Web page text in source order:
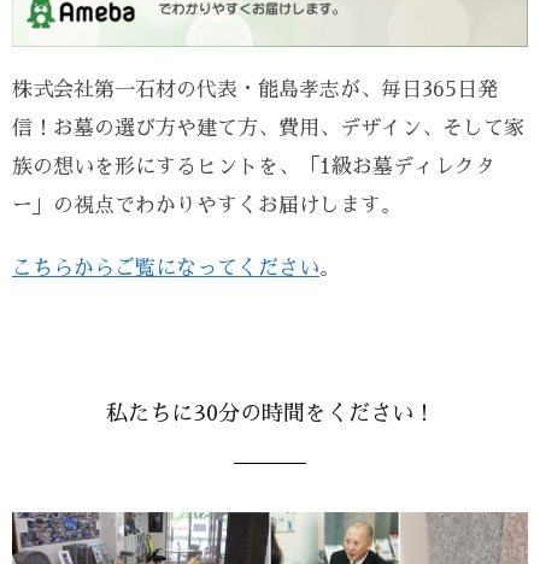
株式会社第一石材の代表・能島孝志が、毎日365日発
信！お墓の選び方や建て方、費用、デザイン、そして家
族の想いを形にするヒントを、「1級お墓ディレクタ
ー」の視点でわかりやすくお届けします。
こちらからご覧になってください。
私たちに30分の時間をください！